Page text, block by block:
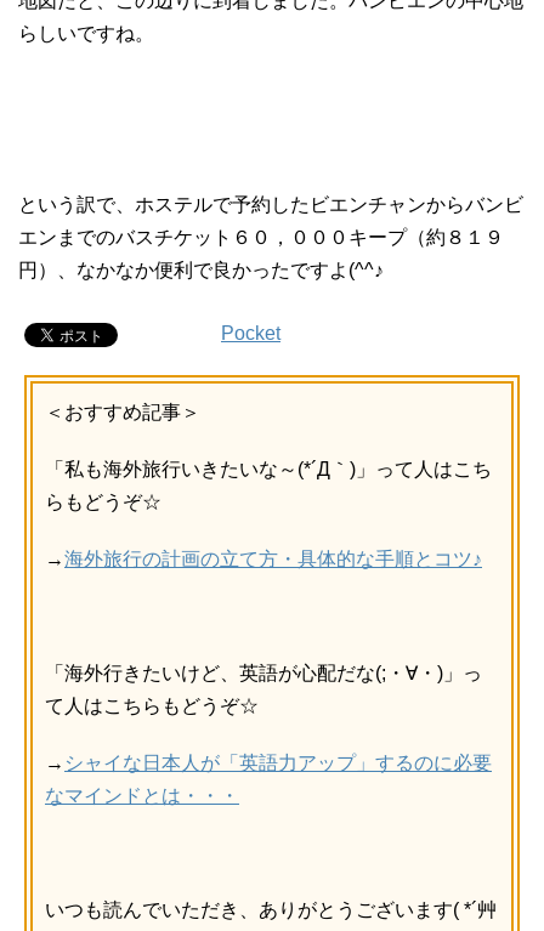
らしいですね。
という訳で、ホステルで予約したビエンチャンからバンビ
エンまでのバスチケット６０，０００キープ（約８１９
円）、なかなか便利で良かったですよ(^^♪
Pocket
＜おすすめ記事＞
「私も海外旅行いきたいな～(*´Д｀)」って人はこち
らもどうぞ☆
→海外旅行の計画の立て方・具体的な手順とコツ♪
「海外行きたいけど、英語が心配だな(;・∀・)」っ
て人はこちらもどうぞ☆
→ シャイな日本人が「英語力アップ」するのに必要
なマインドとは・・・
いつも読んでいただき、ありがとうございます( *´艸